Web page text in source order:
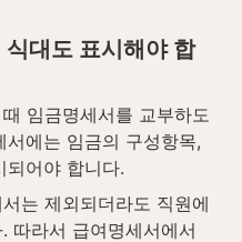
대도 표시해야 합
임금명세서를 교부하도
에는 임금의 구성항목,
되어야 합니다.
는 제외되더라도 직원에
따라서 급여명세서에서